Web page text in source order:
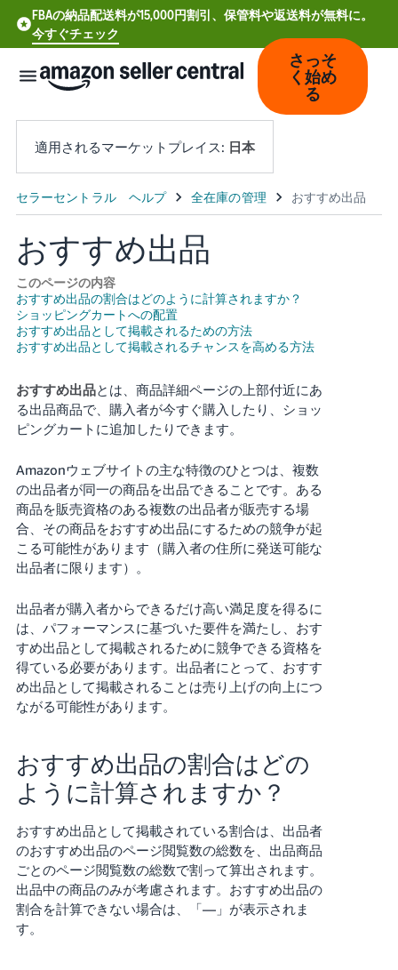
FBAの納品配送料が15,000円割引、保管料や返送料が無料に。
今すぐチェック
日
語
中
-
CN
Deutsch
- DE
- ES
Français
Italiano
- IT
한
국
어
-
KR
日
本
-
JP
- JP
ロ
グ
イ
ン
さ
そ
く
始
め
る
さっそ
く始め
る
適用されるマーケットプレイス: 日本
おすすめ出品
このページの内容
おすすめ出品の割合はどのように計算されますか？
ショッピングカートへの配置
おすすめ出品として掲載されるための方法
おすすめ出品として掲載されるチャンスを高める方法
おすすめ出品とは、商品詳細ページの上部付近にあ
る出品商品で、購入者が今すぐ購入したり、ショッ
ピングカートに追加したりできます。
Amazonウェブサイトの主な特徴のひとつは、複数
の出品者が同一の商品を出品できることです。ある
商品を販売資格のある複数の出品者が販売する場
合、その商品をおすすめ出品にするための競争が起
こる可能性があります（購入者の住所に発送可能な
出品者に限ります）。
出品者が購入者からできるだけ高い満足度を得るに
は、パフォーマンスに基づいた要件を満たし、おす
すめ出品として掲載されるために競争できる資格を
得ている必要があります。出品者にとって、おすす
め出品として掲載されることは売り上げの向上につ
ながる可能性があります。
おすすめ出品の割合はどの
ように計算されますか？
おすすめ出品として掲載されている割合は、出品者
のおすすめ出品のページ閲覧数の総数を、出品商品
ごとのページ閲覧数の総数で割って算出されます。
出品中の商品のみが考慮されます。おすすめ出品の
割合を計算できない場合は、「—」が表示されま
す。